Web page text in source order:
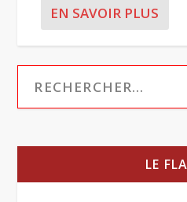
EN SAVOIR PLUS
LE